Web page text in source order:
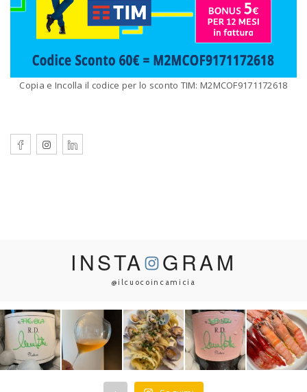
Copia e Incolla il codice per lo sconto TIM: M2MCOF9171172618
INSTA GRAM
@ilcuocoincamicia